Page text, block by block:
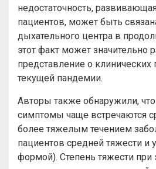
недостаточность,
пациентов, может быть
дыхательного центра в
этот факт может значительно
представление о клинических
текущей пандемии.
Авторы также обнаружили,
симптомы чаще встречаются
более тяжелым течением
пациентов средней тяжести и
формой). Степень тяжести при